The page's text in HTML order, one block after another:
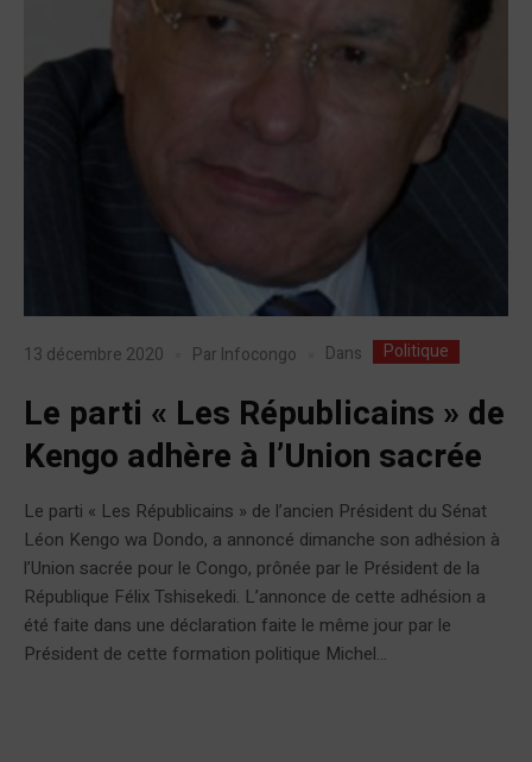
13 décembre 2020 Par Infocongo Dans Politique
Le parti « Les Républicains » de
Kengo adhère à l’Union sacrée
Le parti « Les Républicains » de l’ancien Président du Sénat
Léon Kengo wa Dondo, a annoncé dimanche son adhésion à
l’Union sacrée pour le Congo, prônée par le Président de la
République Félix Tshisekedi. L’annonce de cette adhésion a
été faite dans une déclaration faite le même jour par le
Président de cette formation politique Michel...